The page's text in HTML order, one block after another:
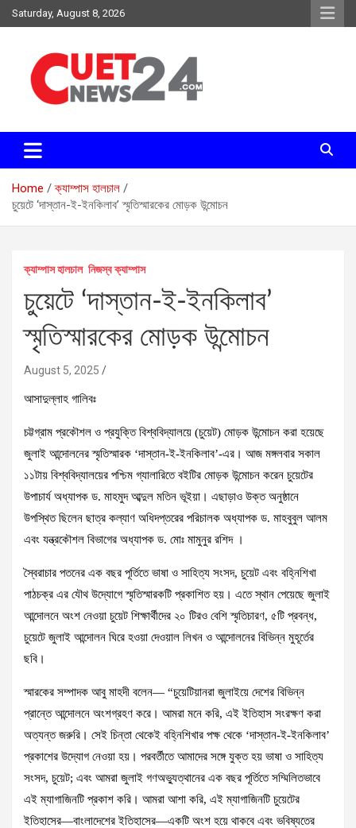
Skip
to
Saturday, August 8, 2026
চুয়েট নিউজ২৪
Home
ক্যাম্পাস হালচাল
চুয়েটে ‘দাস্তান-ই-ইনকিলাব’ স্মৃতিস্মারকের মোড়ক উন্মোচন
ক্যাম্পাস হালচাল নিজস্ব ক্যাম্পাস
চুয়েটে ‘দাস্তান-ই-ইনকিলাব’
স্মৃতিস্মারকের মোড়ক উন্মোচন
August 5, 2025
আসাদুল্লাহ গালিবঃ
চট্টগ্রাম প্রকৌশল ও প্রযুক্তি বিশ্ববিদ্যালয়ে (চুয়েট) মোড়ক উন্মোচন করা হয়েছে
জুলাই আন্দোলনের স্মৃতিস্মারক ‘দাস্তান-ই-ইনকিলাব’-এর। আজ মঙ্গলবার সকাল
১১টায় বিশ্ববিদ্যালয়ের পশ্চিম গ্যালারিতে বইটির মোড়ক উন্মোচন করেন চুয়েটের
উপাচার্য অধ্যাপক ড. মাহমুদ আব্দুল মতিন ভূইয়া। এছাড়াও উক্ত অনুষ্ঠানে
উপস্থিত ছিলেন ছাত্র কল্যাণ অধিদপ্তরের পরিচালক অধ্যাপক ড. মাহবুবুল আলম
এবং যন্ত্রকৌশল বিভাগের অধ্যাপক ড. মোঃ মামুনুর রশিদ ।
স্বৈরাচার পতনের এক বছর পূর্তিতে ভাষা ও সাহিত্য সংসদ, চুয়েট এবং বহ্নিশিখা
পাঠচক্র এর যৌথ উদ্যোগে স্মৃতিস্মারকটি প্রকাশিত হয়। এতে স্থান পেয়েছে জুলাই
আন্দোলনে অংশ নেওয়া চুয়েট শিক্ষার্থীদের ২০ টিরও বেশি স্মৃতিচারণ, ৫টি প্রবন্ধ,
চুয়েটে জুলাই আন্দোলন ঘিরে হওয়া দেওয়াল লিখন ও আন্দোলনের বিভিন্ন মুহূর্তের
ছবি।
স্মারকের সম্পাদক আবু মাহদী বলেন— “চুয়েটিয়ানরা জুলাইয়ে দেশের বিভিন্ন
প্রান্তে আন্দোলনে অংশগ্রহণ করে। আমরা মনে করি, এই ইতিহাস সংরক্ষণ করা
অত্যন্ত জরুরি। সেই চিন্তা থেকেই বহ্নিশিখার পক্ষ থেকে ‘দাস্তান-ই-ইনকিলাব’
প্রকাশের উদ্যোগ নেওয়া হয়। পরবর্তীতে আমাদের সঙ্গে যুক্ত হয় ভাষা ও সাহিত্য
সংসদ, চুয়েট; এবং আমরা জুলাই গণঅভ্যুত্থানের এক বছর পূর্তিতে সম্মিলিতভাবে
এই ম্যাগাজিনটি প্রকাশ করি। আমরা আশা করি, এই ম্যাগাজিনটি চুয়েটের
ইতিহাসের—বাংলাদেশের ইতিহাসের—একটি অংশ হয়ে থাকবে এবং ভবিষ্যতের